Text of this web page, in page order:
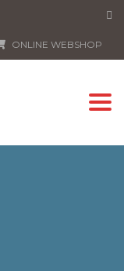
ONLINE WEBSHOP